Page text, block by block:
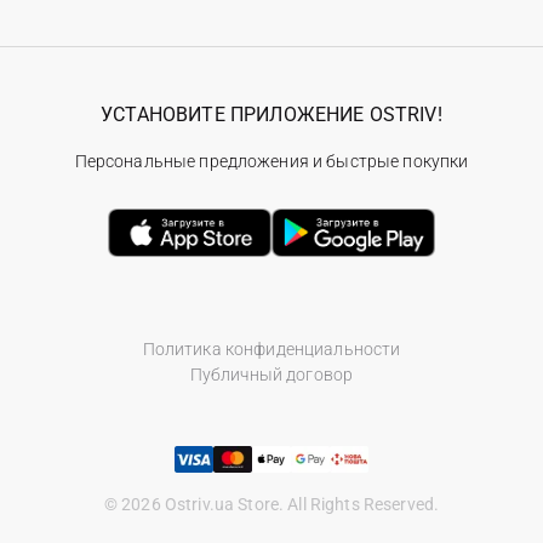
Политика конфиденциальности
Публичный договор
© 2026 Ostriv.ua Store. All Rights Reserved.
УСТАНОВИТЕ ПРИЛОЖЕНИЕ OSTRIV!
Персональные предложения и быстрые покупки